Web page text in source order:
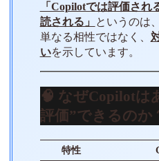
「Copilotでは評価さ
読される」 というのは、
単なる相性ではなく、
いを示しています。
🧠 なぜCopilotは
評価”できるのか
特性